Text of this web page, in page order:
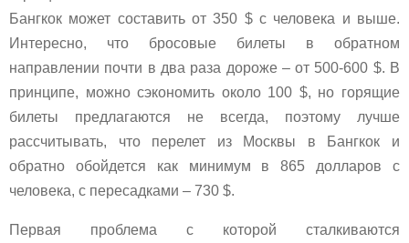
Бангкок может составить от 350 $ с человека и выше.
Интересно, что бросовые билеты в обратном
направлении почти в два раза дороже – от 500-600 $. В
принципе, можно сэкономить около 100 $, но горящие
билеты предлагаются не всегда, поэтому лучше
рассчитывать, что перелет из Москвы в Бангкок и
обратно обойдется как минимум в 865 долларов с
человека, с пересадками – 730 $.
Первая проблема с которой сталкиваются